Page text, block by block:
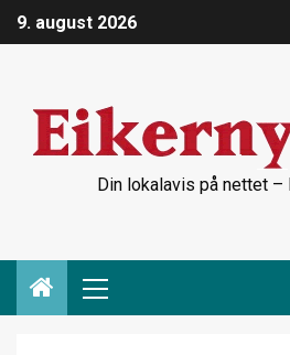
9. august 2026
Din lokalavis på nettet